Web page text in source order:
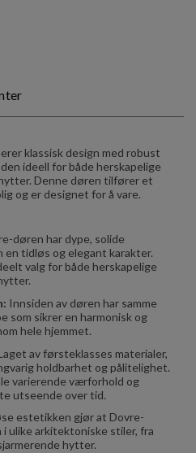
klassisk design med robust
ideell for både herskapelige
Denne døren tilfører et
og er designet for å vare.
døren har dype, solide
en tidløs og elegant karakter.
valg for både herskapelige
Innsiden av døren har samme
som sikrer en harmonisk og
hele hjemmet.
av førsteklasses materialer,
holdbarhet og pålitelighet.
varierende værforhold og
utseende over tid.
estetikken gjør at Dovre-
ulike arkitektoniske stiler, fra
hytter.